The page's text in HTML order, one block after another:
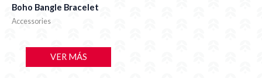
Boho Bangle Bracelet
Accessories
VER MÁS